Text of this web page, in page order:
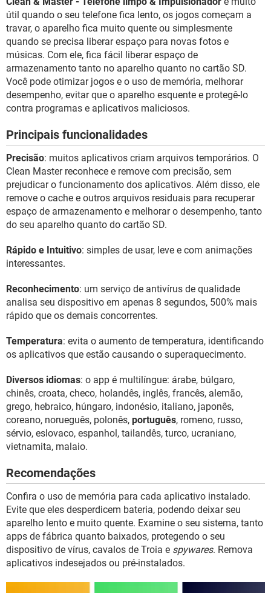
GUIA DE COMPRAS
útil quando o seu telefone fica lento, os jogos começam a
travar, o aparelho fica muito quente ou simplesmente
quando se precisa liberar espaço para novas fotos e
músicas. Com ele, fica fácil liberar espaço de
armazenamento tanto no aparelho quanto no cartão SD.
Você pode otimizar jogos e o uso de memória, melhorar
desempenho, evitar que o aparelho esquente e protegê-lo
contra programas e aplicativos maliciosos.
Principais funcionalidades
Precisão: muitos aplicativos criam arquivos temporários. O
Clean Master reconhece e remove com precisão, sem
prejudicar o funcionamento dos aplicativos. Além disso, ele
remove o cache e outros arquivos residuais para recuperar
espaço de armazenamento e melhorar o desempenho, tanto
do seu aparelho quanto do cartão SD.
Rápido e Intuitivo: simples de usar, leve e com animações
interessantes.
Reconhecimento: um serviço de antivírus de qualidade
analisa seu dispositivo em apenas 8 segundos, 500% mais
rápido que os demais concorrentes.
Temperatura: evita o aumento de temperatura, identificando
os aplicativos que estão causando o superaquecimento.
Diversos idiomas: o app é multilíngue: árabe, búlgaro,
chinês, croata, checo, holandês, inglês, francês, alemão,
grego, hebraico, húngaro, indonésio, italiano, japonês,
coreano, norueguês, polonês, português, romeno, russo,
sérvio, eslovaco, espanhol, tailandês, turco, ucraniano,
vietnamita, malaio.
Recomendações
Confira o uso de memória para cada aplicativo instalado.
Evite que eles desperdicem bateria, podendo deixar seu
aparelho lento e muito quente. Examine o seu sistema, tanto
apps de fábrica quanto baixados, protegendo o seu
dispositivo de vírus, cavalos de Troia e spywares. Remova
aplicativos indesejados ou pré-instalados.